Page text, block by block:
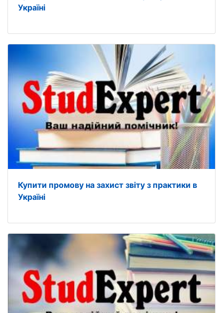
Україні
Купити промову на захист звіту з практики в
Україні